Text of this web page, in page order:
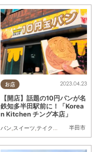
お店
半田市
2023.04.23
【開店】話題の10円パンが名
鉄知多半田駅前に！「Korea
n Kitchen チング本店」
パン,スイーツ,テイクアウト ,開店